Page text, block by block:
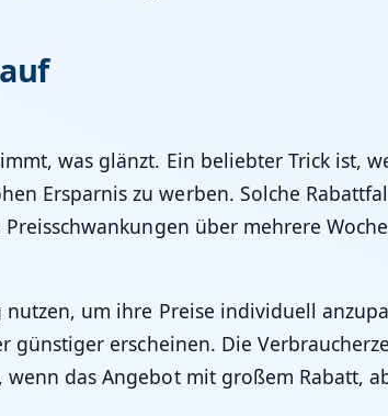
was glänzt. Ein beliebter Trick ist,
Ersparnis zu werben. Solche
über mehrere
um ihre Preise individuell
erscheinen. Die
das Angebot mit großem Rabatt,